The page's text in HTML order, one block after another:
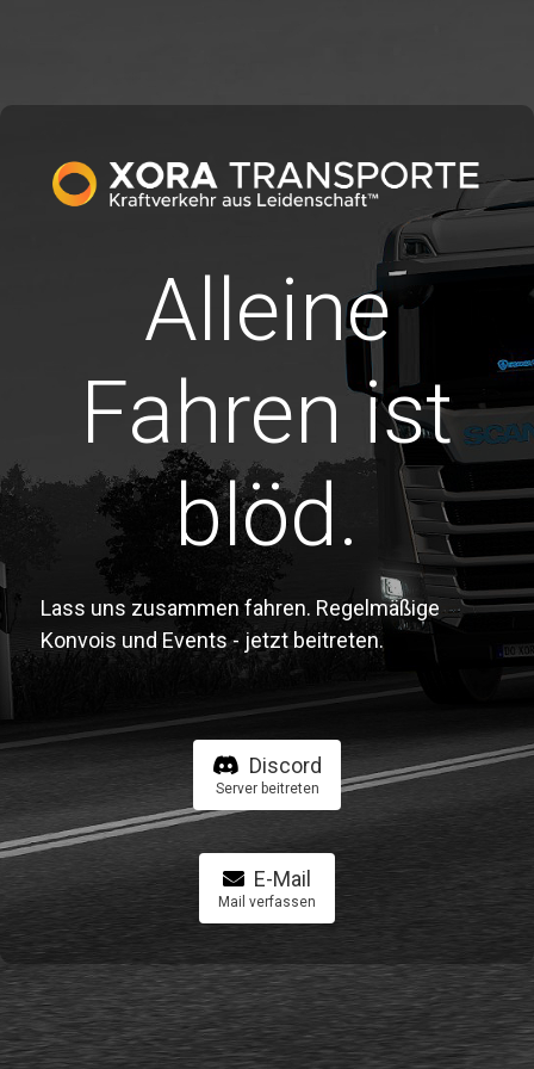
Alleine
Fahren ist
blöd.
Lass uns zusammen fahren. Regelmäßige
Konvois und Events - jetzt beitreten.
Discord
Server beitreten
E-Mail
Mail verfassen